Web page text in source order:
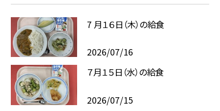
7 月１６日（木）の給食
2026/07/16
７月１５日（水）の給食
2026/07/15